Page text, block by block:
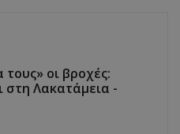
οι βροχές:
στη Λακατάμεια -
διαχείριση
Ονοματεπώνυμο
usprivacy